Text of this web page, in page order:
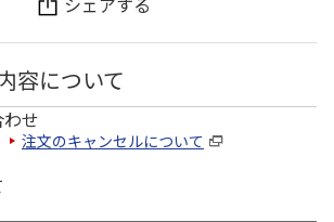
容について
せ
注文のキャンセルについて